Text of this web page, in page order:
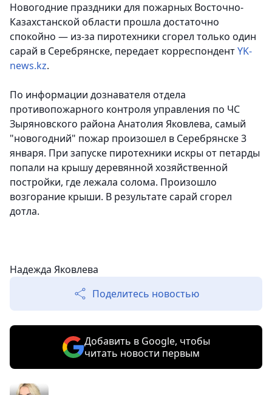
Новогодние праздники для пожарных Восточно-
Казахстанской области прошла достаточно
спокойно — из-за пиротехники сгорел только один
сарай в Серебрянске, передает корреспондентYK-
news.kz.
По информации дознавателя отдела
противопожарного контроля управления по ЧС
Зыряновского района Анатолия Яковлева, самый
"новогодний" пожар произошел в Серебрянске 3
января. При запуске пиротехники искры от петарды
попали на крышу деревянной хозяйственной
постройки, где лежала солома. Произошло
возгорание крыши. В результате сарай сгорел
дотла.
Надежда Яковлева
Поделитесь новостью
Добавить в Google, чтобы
читать новости первым